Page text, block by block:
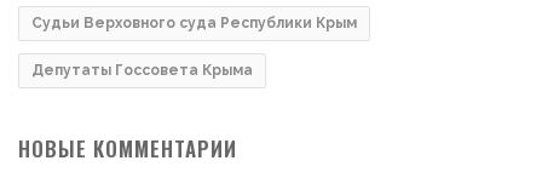
Судьи Верховного суда Республики Крым
Депутаты Госсовета Крыма
НОВЫЕ КОММЕНТАРИИ